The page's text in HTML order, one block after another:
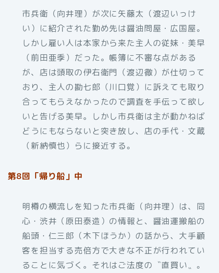
市兵衛（向井理）が次に矢藤太（渡辺いっけ
い）に紹介された勤め先は醤油問屋・広国屋。
しかし雇い人は本家から来た主人の従妹・美早
（前田亜季）だった。帳簿に不審な点がある
が、店は頭取の伊右衛門（渡辺徹）が仕切って
おり、主人の勘七郎（川口覚）に訴えても取り
合ってもらえなかったので調査を手伝って欲し
いと告げる美早。しかし市兵衛は主が動かねば
どうにもならないと突き放し、店の手代・文蔵
（新納慎也）らに接近する。
第8回「帰り船」中
明樽の横流しを知った市兵衛（向井理）は、同
心・渋井（原田泰造）の情報と、醤油運搬船の
船頭・仁三郎（木下ほうか）の話から、大手顧
客を担当する売倍方で大きな不正が行われてい
ることに気づく。それはご法度の〝直買い〟。